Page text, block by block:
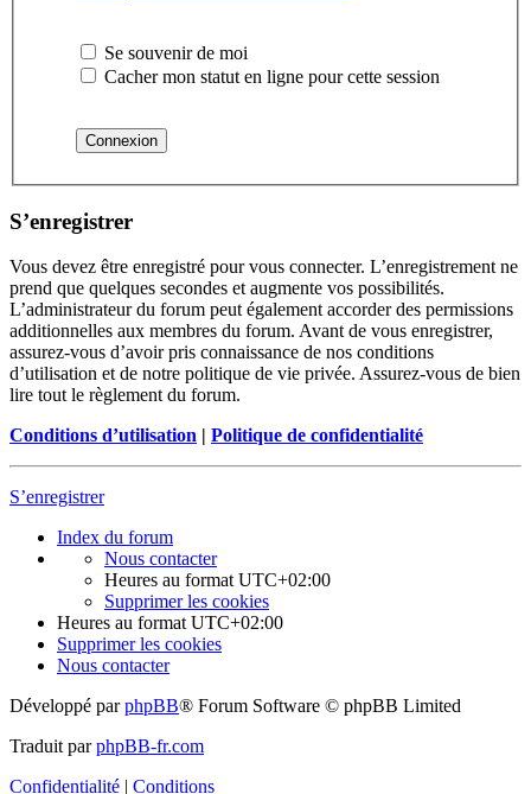
Se souvenir de moi
Cacher mon statut en ligne pour cette session
S’enregistrer
Vous devez être enregistré pour vous connecter. L’enregistrement ne
prend que quelques secondes et augmente vos possibilités.
L’administrateur du forum peut également accorder des permissions
additionnelles aux membres du forum. Avant de vous enregistrer,
assurez-vous d’avoir pris connaissance de nos conditions
d’utilisation et de notre politique de vie privée. Assurez-vous de bien
lire tout le règlement du forum.
Conditions d’utilisation | Politique de confidentialité
S’enregistrer
Index du forum
Nous contacter
Heures au format UTC+02:00
Supprimer les cookies
Heures au format UTC+02:00
Supprimer les cookies
Nous contacter
Développé parphpBB® Forum Software © phpBB Limited
Traduit parphpBB-fr.com
Confidentialité | Conditions